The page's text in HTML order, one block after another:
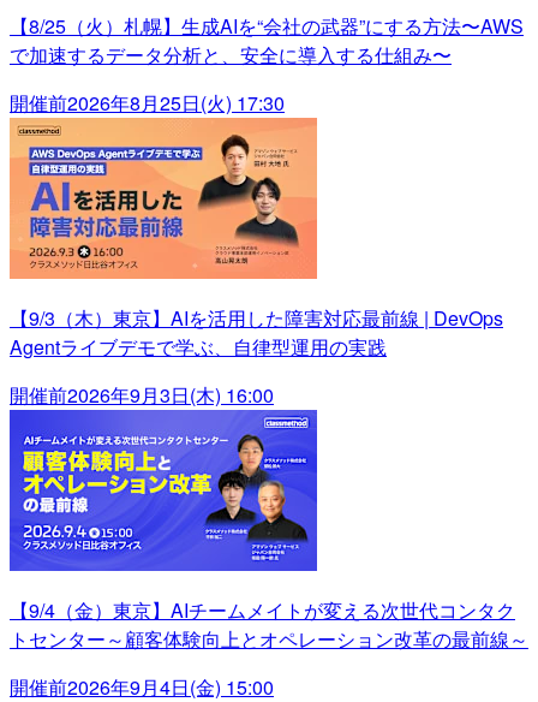
【8/25（火）札幌】生成AIを“会社の武器”にする方法〜AWS
で加速するデータ分析と、安全に導入する仕組み〜
開催前2026年8月25日(火) 17:30
【9/3（木）東京】AIを活用した障害対応最前線 | DevOps
Agentライブデモで学ぶ、自律型運用の実践
開催前2026年9月3日(木) 16:00
【9/4（金）東京】AIチームメイトが変える次世代コンタク
トセンター～顧客体験向上とオペレーション改革の最前線～
開催前2026年9月4日(金) 15:00